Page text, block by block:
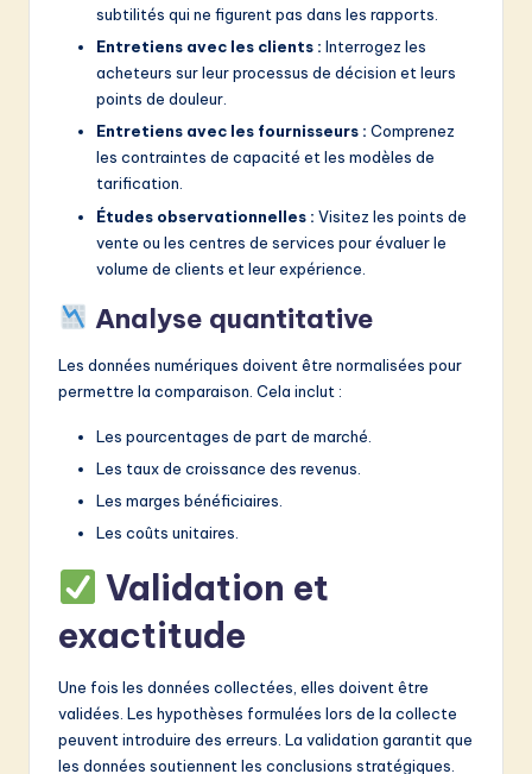
subtilités qui ne figurent pas dans les rapports.
Entretiens avec les clients : Interrogez les
acheteurs sur leur processus de décision et leurs
points de douleur.
Entretiens avec les fournisseurs : Comprenez
les contraintes de capacité et les modèles de
tarification.
Études observationnelles : Visitez les points de
vente ou les centres de services pour évaluer le
volume de clients et leur expérience.
Analyse quantitative
Les données numériques doivent être normalisées pour
permettre la comparaison. Cela inclut :
Les pourcentages de part de marché.
Les taux de croissance des revenus.
Les marges bénéficiaires.
Les coûts unitaires.
Validation et
exactitude
Une fois les données collectées, elles doivent être
validées. Les hypothèses formulées lors de la collecte
peuvent introduire des erreurs. La validation garantit que
les données soutiennent les conclusions stratégiques.